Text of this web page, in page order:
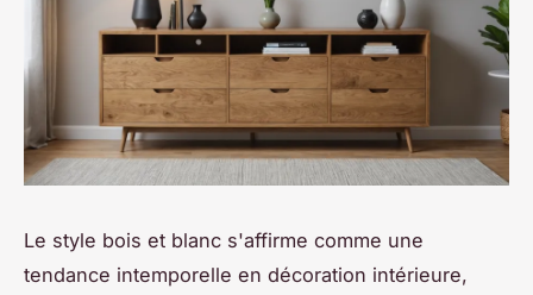
Le style bois et blanc s'affirme comme une
tendance intemporelle en décoration intérieure,